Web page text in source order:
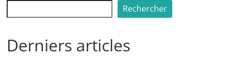
Rechercher
Derniers articles